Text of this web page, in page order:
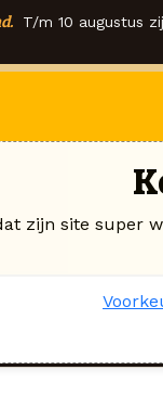
T/m 10 augustus
zijn site super